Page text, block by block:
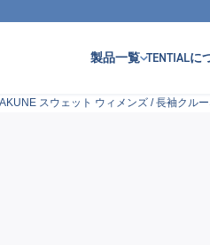
製品一覧 TENTIALに
スウェット ウィメンズ / 長袖クル